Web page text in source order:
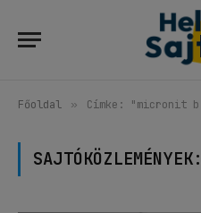
Főoldal » Címke: "micronit
SAJTÓKÖZLEMÉNYEK: